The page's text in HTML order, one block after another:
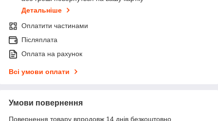
Детальніше
Оплатити частинами
Післяплата
Оплата на рахунок
Всі умови оплати
Умови повернення
Повернення товару впродовж 14 днів безкоштовно